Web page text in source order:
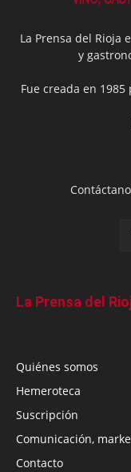
La Prensa del Rioja
y
Fue creada en
La Prensa del
Quiénes somos
Hemeroteca
Suscripción
Comunicación,
Contacto